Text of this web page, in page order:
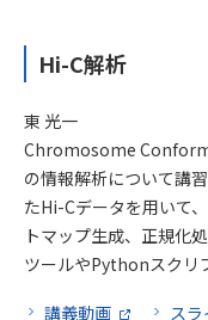
Hi-C解析
東 光一
Chromosome
の情報解析について講
たHi-Cデータを用いて
トマップ生成、正規化
ツールやPythonスクリ
講義動画 ス